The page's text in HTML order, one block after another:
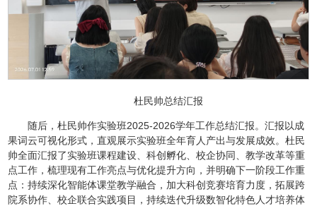
杜民帅总结汇报
随后，杜民帅作实验班2025-2026学年工作总结汇报。汇报以成
果词云可视化形式，直观展示实验班全年育人产出与发展成效。杜民
帅全面汇报了实验班课程建设、科创孵化、校企协同、教学改革等重
点工作，梳理现有工作亮点与优化提升方向，并明确下一阶段工作重
点：持续深化智能体课堂教学融合，加大科创竞赛培育力度，拓展跨
院系协作、校企联合实践项目，持续迭代升级数智化特色人才培养体